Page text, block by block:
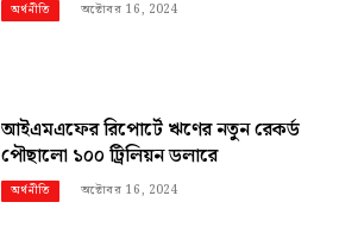
অর্থনীতি অক্টোবর 16, 2024
আইএমএফের রিপোর্টে ঋণের নতুন রেকর্ড
পৌছালো ১০০ ট্রিলিয়ন ডলারে
অর্থনীতি অক্টোবর 16, 2024